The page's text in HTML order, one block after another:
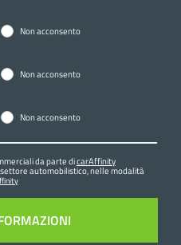
Non acconsento
Non acconsento
Non acconsento
da parte dicarAffinity
automobilistico, nelle modalità